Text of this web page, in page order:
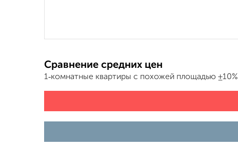
Сравнение средних цен
1‑комнатные квартиры с похожей площадью ±10%